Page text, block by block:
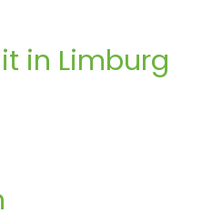
in Limburg